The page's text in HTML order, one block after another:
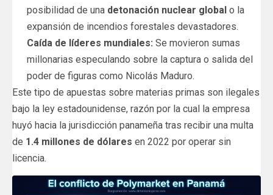
posibilidad de una detonación nuclear global o la
expansión de incendios forestales devastadores.
Caída de líderes mundiales: Se movieron sumas
millonarias especulando sobre la captura o salida del
poder de figuras como Nicolás Maduro.
Este tipo de apuestas sobre materias primas son ilegales
bajo la ley estadounidense, razón por la cual la empresa
huyó hacia la jurisdicción panameña tras recibir una multa
de 1.4 millones de dólares en 2022 por operar sin
licencia.